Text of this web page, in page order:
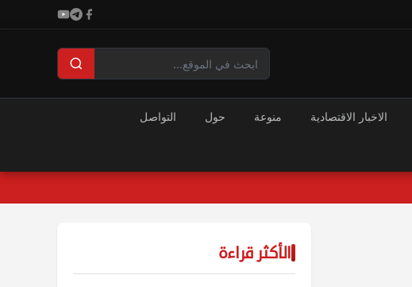
الاخبار الاقتصادية منوعة حول التواصل
الأكثر قراءة